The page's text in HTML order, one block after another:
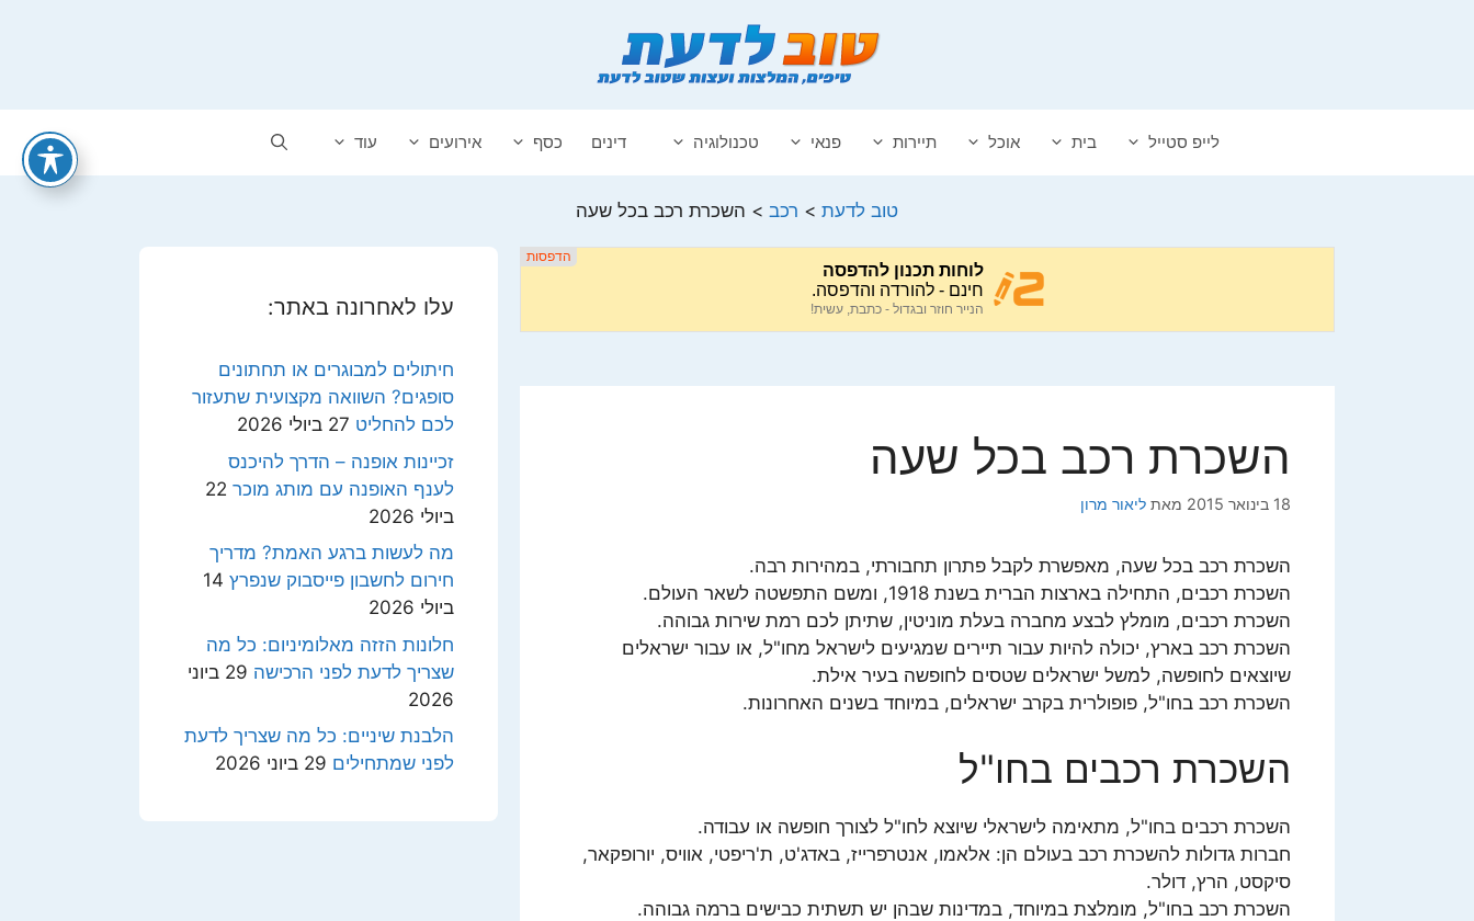
לייפ סטייל בית אוכל תיירות פנאי טכנולוגיה דינים כסף אירועים עוד
טוב לדעת > רכב > השכרת רכב בכל שעה
השכרת רכב בכל שעה
18 בינואר 2015 מאת ליאור מרון
השכרת רכב בכל שעה, מאפשרת לקבל פתרון תחבורתי, במהירות רבה.
השכרת רכבים, התחילה בארצות הברית בשנת 1918, ומשם התפשטה לשאר העולם.
השכרת רכבים, מומלץ לבצע מחברה בעלת מוניטין, שתיתן לכם רמת שירות גבוהה.
השכרת רכב בארץ, יכולה להיות עבור תיירים שמגיעים לישראל מחו"ל, או עבור ישראלים
שיוצאים לחופשה, למשל ישראלים שטסים לחופשה בעיר אילת.
השכרת רכב בחו"ל, פופולרית בקרב ישראלים, במיוחד בשנים האחרונות.
השכרת רכבים בחו"ל
השכרת רכבים בחו"ל, מתאימה לישראלי שיוצא לחו"ל לצורך חופשה או עבודה.
חברות גדולות להשכרת רכב בעולם הן: אלאמו, אנטרפרייז, באדג'ט, ת'ריפטי, אוויס, יורופקאר,
סיקסט, הרץ, דולר.
השכרת רכב בחו"ל, מומלצת במיוחד, במדינות שבהן יש תשתית כבישים ברמה גבוהה.
עלו לאחרונה באתר:
חיתולים למבוגרים או תחתונים
סופגים? השוואה מקצועית שתעזור
לכם להחליט 27 ביולי 2026
זכיינות אופנה – הדרך להיכנס
לענף האופנה עם מותג מוכר 22
ביולי 2026
מה לעשות ברגע האמת? מדריך
חירום לחשבון פייסבוק שנפרץ 14
ביולי 2026
חלונות הזזה מאלומיניום: כל מה
שצריך לדעת לפני הרכישה
29 ביוני
2026
הלבנת שיניים: כל מה שצריך לדעת
לפני שמתחילים 29 ביוני 2026